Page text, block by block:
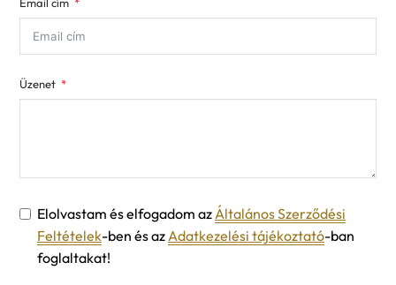
+1
Email cím
Üzenet
Elolvastam és elfogadom azÁltalános Szerződési
Feltételek-ben és azAdatkezelési tájékoztató-ban
foglaltakat!